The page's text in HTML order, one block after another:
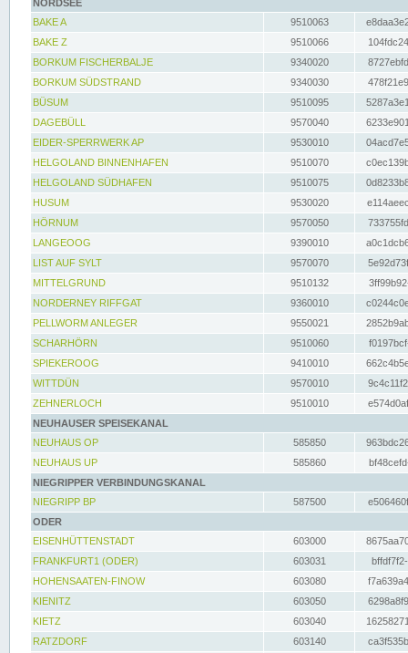
NORDSEE
BAKE A
9510063
BAKE Z
9510066
BORKUM FISCHERBALJE
9340020
BORKUM SÜDSTRAND
9340030
BÜSUM
9510095
DAGEBÜLL
9570040
EIDER-SPERRWERK AP
9530010
HELGOLAND BINNENHAFEN
9510070
HELGOLAND SÜDHAFEN
9510075
HUSUM
9530020
HÖRNUM
9570050
LANGEOOG
9390010
LIST AUF SYLT
9570070
MITTELGRUND
9510132
NORDERNEY RIFFGAT
9360010
PELLWORM ANLEGER
9550021
SCHARHÖRN
9510060
SPIEKEROOG
9410010
WITTDÜN
9570010
ZEHNERLOCH
9510010
NEUHAUSER SPEISEKANAL
NEUHAUS OP
585850
NEUHAUS UP
585860
NIEGRIPPER VERBINDUNGSKANAL
NIEGRIPP BP
587500
ODER
EISENHÜTTENSTADT
603000
FRANKFURT1 (ODER)
603031
HOHENSAATEN-FINOW
603080
KIENITZ
603050
KIETZ
603040
RATZDORF
603140